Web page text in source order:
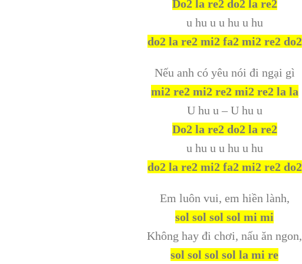
Do2 la re2 do2 la re2
u hu u u hu u hu
do2 la re2 mi2 fa2 mi2 re2 do2
Nếu anh có yêu nói đi ngại gì
mi2 re2 mi2 re2 mi2 re2 la la
U hu u – U hu u
Do2 la re2 do2 la re2
u hu u u hu u hu
do2 la re2 mi2 fa2 mi2 re2 do2
Em luôn vui, em hiền lành,
sol sol sol sol mi mi
Không hay đi chơi, nấu ăn ngon,
sol sol sol sol la mi re